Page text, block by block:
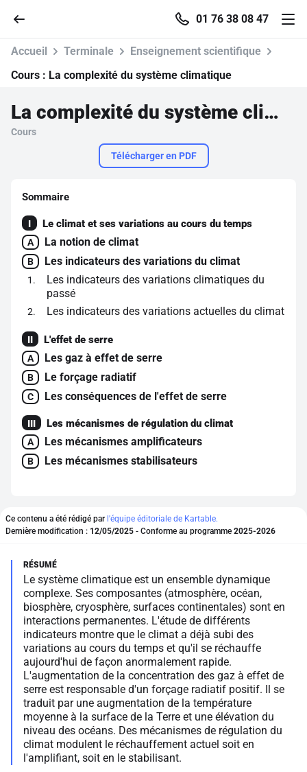
01 76 38 08 47
Accueil
Se connecter
S'inscrire gratuitement
Accueil Terminale
Enseignement scientifique
Cours : La complexité du système climatique
La complexité du système climatique
Cours
Télécharger en PDF
Sommaire
I Le climat et ses variations au cours du temps
A La notion de climat
B Les indicateurs des variations du climat
1
Les indicateurs des variations climatiques du
passé
2 Les indicateurs des variations actuelles du climat
II L'effet de serre
A Les gaz à effet de serre
B Le forçage radiatif
C Les conséquences de l'effet de serre
III Les mécanismes de régulation du climat
A Les mécanismes amplificateurs
B Les mécanismes stabilisateurs
Ce contenu a été rédigé par l'équipe éditoriale de Kartable.
Dernière modification : 12/05/2025 - Conforme au programme 2025-2026
Le système climatique est un ensemble dynamique
complexe. Ses composantes (atmosphère, océan,
biosphère, cryosphère, surfaces continentales) sont en
interactions permanentes. L'étude de différents
indicateurs montre que le climat a déjà subi des
variations au cours du temps et qu'il se réchauffe
aujourd'hui de façon anormalement rapide.
L'augmentation de la concentration des gaz à effet de
serre est responsable d'un forçage radiatif positif. Il se
traduit par une augmentation de la température
moyenne à la surface de la Terre et une élévation du
niveau des océans. Des mécanismes de régulation du
climat modulent le réchauffement actuel soit en
l'amplifiant, soit en le stabilisant.